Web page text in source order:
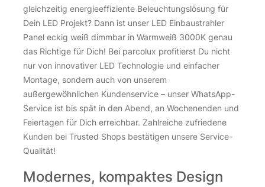
gleichzeitig energieeffiziente Beleuchtungslösung für
Dein LED Projekt? Dann ist unser LED Einbaustrahler
Panel eckig weiß dimmbar in Warmweiß 3000K genau
das Richtige für Dich! Bei parcolux profitierst Du nicht
nur von innovativer LED Technologie und einfacher
Montage, sondern auch von unserem
außergewöhnlichen Kundenservice – unser WhatsApp-
Service ist bis spät in den Abend, an Wochenenden und
Feiertagen für Dich erreichbar. Zahlreiche zufriedene
Kunden bei Trusted Shops bestätigen unsere Service-
Qualität!
Modernes, kompaktes Design